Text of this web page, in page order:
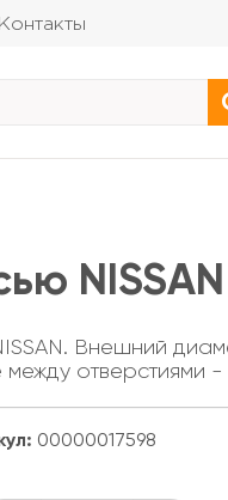
Контакты
Внешний
отверстиями
00000017598